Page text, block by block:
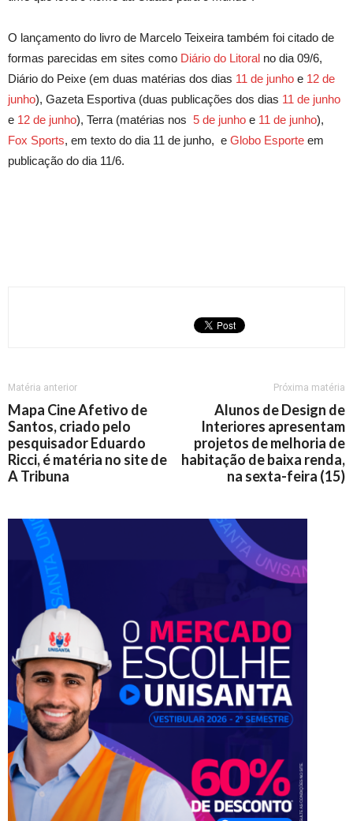
O lançamento do livro de Marcelo Teixeira também foi citado de
formas parecidas em sites como Diário do Litoral no dia 09/6,
Diário do Peixe (em duas matérias dos dias 11 de junho e 12 de
junho), Gazeta Esportiva (duas publicações dos dias 11 de junho
e 12 de junho), Terra (matérias nos 5 de junho e 11 de junho),
Fox Sports, em texto do dia 11 de junho, e Globo Esporte em
publicação do dia 11/6.
Matéria anterior
Mapa Cine Afetivo de
Santos, criado pelo
pesquisador Eduardo
Ricci, é matéria no site de
A Tribuna
Próxima matéria
Alunos de Design de
Interiores apresentam
projetos de melhoria de
habitação de baixa renda,
na sexta-feira (15)